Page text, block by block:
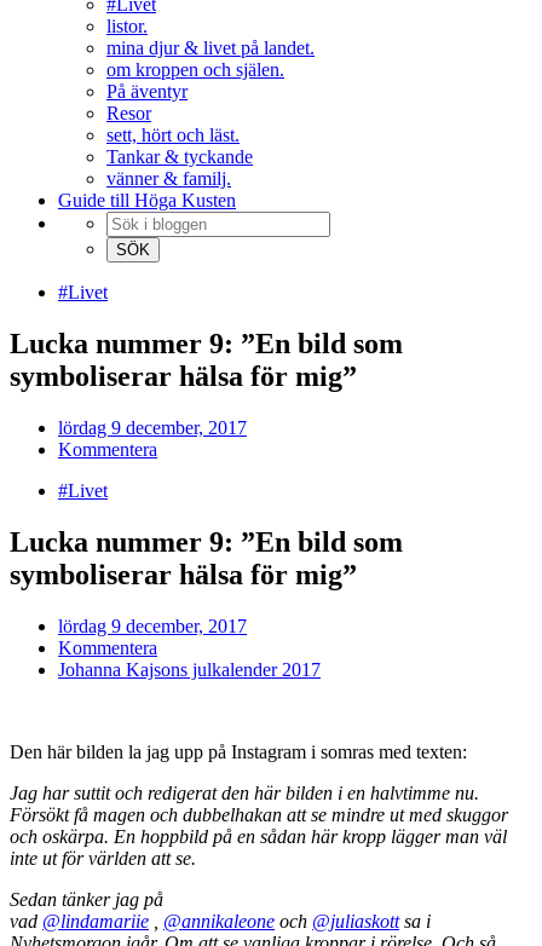
#Livet
listor.
mina djur & livet på landet.
om kroppen och själen.
På äventyr
Resor
sett, hört och läst.
Tankar & tyckande
vänner & familj.
Guide till Höga Kusten
#Livet
Lucka nummer 9: ”En bild som
symboliserar hälsa för mig”
lördag 9 december, 2017
Kommentera
#Livet
Lucka nummer 9: ”En bild som
symboliserar hälsa för mig”
lördag 9 december, 2017
Kommentera
Johanna Kajsons julkalender 2017
Den här bilden la jag upp på Instagram i somras med texten:
Jag har suttit och redigerat den här bilden i en halvtimme nu.
Försökt få magen och dubbelhakan att se mindre ut med skuggor
och oskärpa. En hoppbild på en sådan här kropp lägger man väl
inte ut för världen att se.
Sedan tänker jag på
vad @lindamariie @annikaleone och @juliaskottsa i